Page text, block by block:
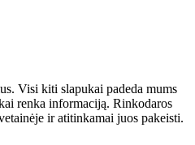
Visi kiti slapukai padeda mums
renka informaciją. Rinkodaros
ir atitinkamai juos pakeisti.